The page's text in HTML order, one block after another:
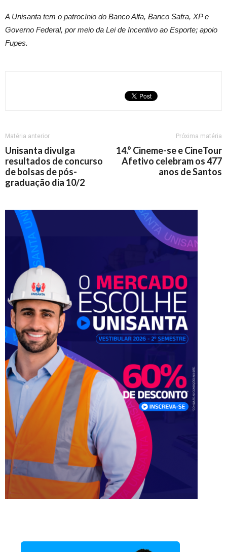
A Unisanta tem o patrocínio do Banco Alfa, Banco Safra, XP e
Governo Federal, por meio da Lei de Incentivo ao Esporte; apoio
Fupes.
Matéria anterior
Unisanta divulga
resultados de concurso
de bolsas de pós-
graduação dia 10/2
Próxima matéria
14.° Cineme-se e CineTour
Afetivo celebram os 477
anos de Santos